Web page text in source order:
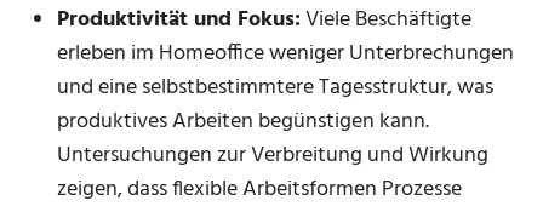
Produktivität und Fokus:Viele Beschäftigte
erleben im Homeoffice weniger Unterbrechungen
und eine selbstbestimmtere Tagesstruktur, was
produktives Arbeiten begünstigen kann.
Untersuchungen zur Verbreitung und Wirkung
zeigen, dass flexible Arbeitsformen Prozesse